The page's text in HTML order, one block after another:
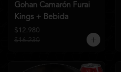
Gohan Camarón Furai
Kings + Bebida
$12.980
$16.230